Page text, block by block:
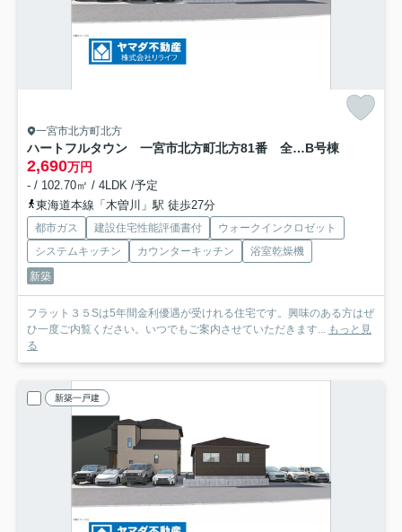
一宮市北方町北方
ハートフルタウン 一宮市北方町北方81番 全2区画分譲B号棟
2,690万円
- / 102.70㎡ / 4LDK /予定
東海道本線「木曽川」駅 徒歩27分
都市ガス 建設住宅性能評価書付
ウォークインクロゼット
システムキッチン
カウンターキッチン
浴室乾燥機
新築
フラット３５Sは5年間金利優遇が受けれる住宅です。興味のある方はぜ
ひ一度ご内覧ください。いつでもご案内させていただきます...
もっと見
る
新築一戸建